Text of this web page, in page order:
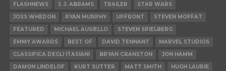
FLASHNEWS
J. J. ABRAMS TRAILER
STAR WARS
JOSS WHEDON
RYAN MURPHY UPFRONT
STEVEN MOFFAT
FEATURED
MICHAEL AUSIELLO
STEVEN SPIELBERG
EMMY AWARDS
BEST OF DAVID TENNANT
MARVEL STUDIOS
CLASSIFICA DEGLI ITASIANI
BRYAN CRANSTON
JON HAMM
DAMON LINDELOF
KURT SUTTER MATT SMITH
HUGH LAURIE